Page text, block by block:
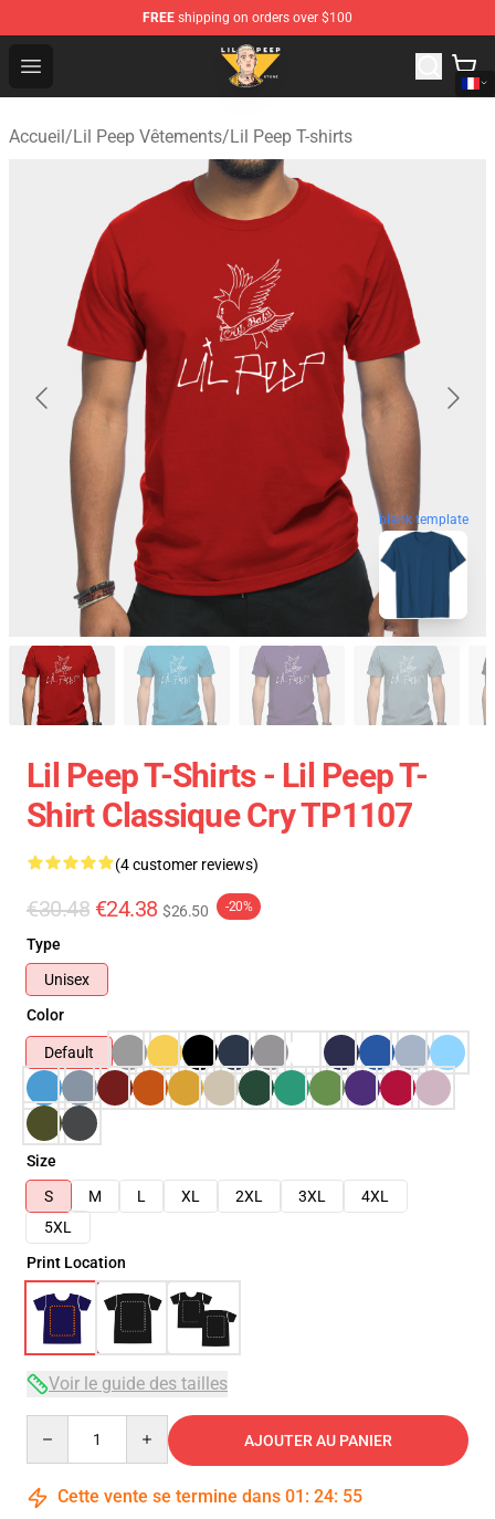
FREE shipping on orders over $100
Open menu
Lil Peep Store - Official Lil Peep Merchandise Shop
Accueil/Lil Peep Vêtements/Lil Peep T-shirts
blank template
Lil Peep T-Shirts - Lil Peep T-
Shirt Classique Cry TP1107
(4 customer reviews)
€30.48 €24.38 $26.50 -20%
Type
Unisex
Color
Default
Size
S
M L XL 2XL 3XL
4XL
5XL
Print Location
Voir le guide des tailles
AJOUTER AU PANIER
Cette vente se termine dans 01 : 24: 54